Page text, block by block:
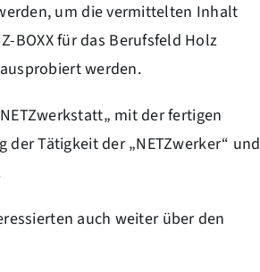
um die vermittelten Inhalt
BOXX für das Berufsfeld Holz
werden.
mit der fertigen
der Tätigkeit der „NETZwerker“ und
auch weiter über den